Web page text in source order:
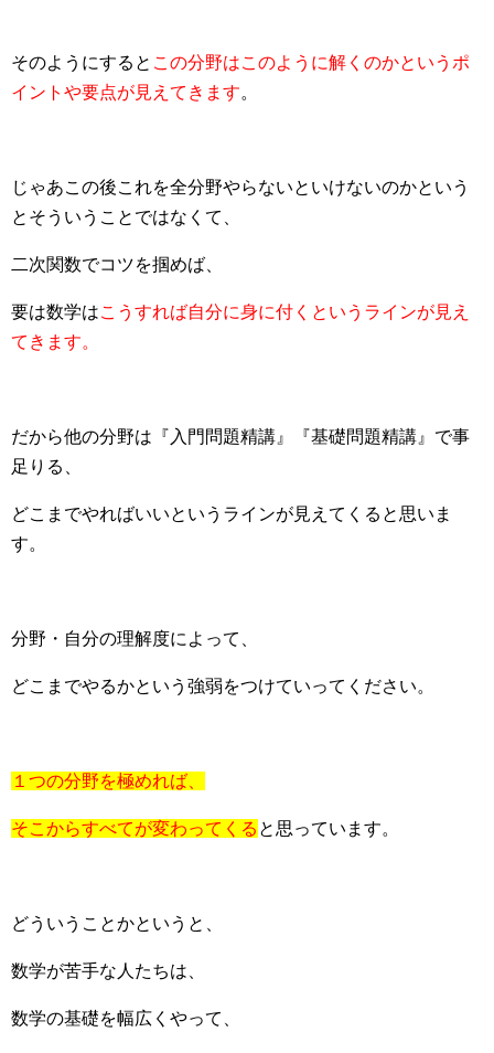
そのようにすると この分野はこのように解くのかというポ
イントや要点が見えてきます。
じゃあこの後これを全分野やらないといけないのかという
とそういうことではなくて、
二次関数でコツを掴めば、
要は数学はこうすれば自分に身に付くというラインが見え
てきます。
だから他の分野は『入門問題精講』『基礎問題精講』で事
足りる、
どこまでやればいいというラインが見えてくると思いま
す。
分野・自分の理解度によって、
どこまでやるかという強弱をつけていってください。
１つの分野を極めれば、
そこからすべてが変わってくる と思っています。
どういうことかというと、
数学が苦手な人たちは、
数学の基礎を幅広くやって、